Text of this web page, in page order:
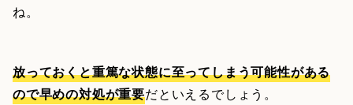
ね。
放っておくと重篤な状態に至ってしまう可能性がある
ので早めの対処が重要だといえるでしょう。